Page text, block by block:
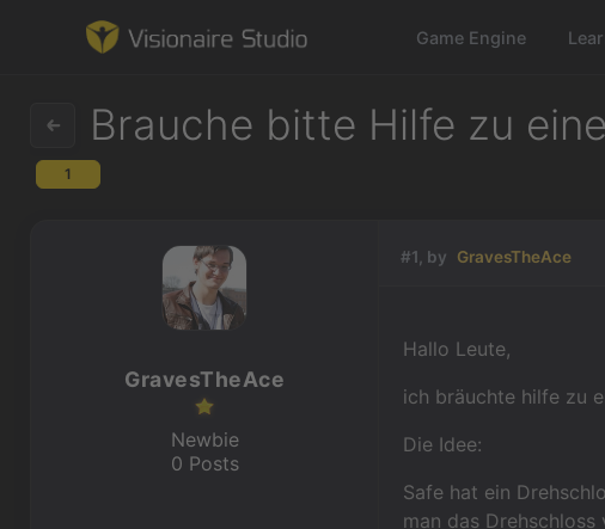
Game Engine
Learning
References
Forum
News & Stories
Brauche bitte Hilfe zu
1
#1, by GravesTheAce
Hallo Leute,
ich bräuchte hilfe zu
Die Idee:
Safe hat ein
man das
GravesTheAce
Newbie
0 Posts